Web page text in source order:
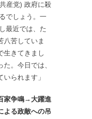
産党) 政府に殺
でしょう。一
最近では、た
八苦していま
生きてきまし
。今日では、
られます」
家争鳴→大躍進
よる政敵への吊